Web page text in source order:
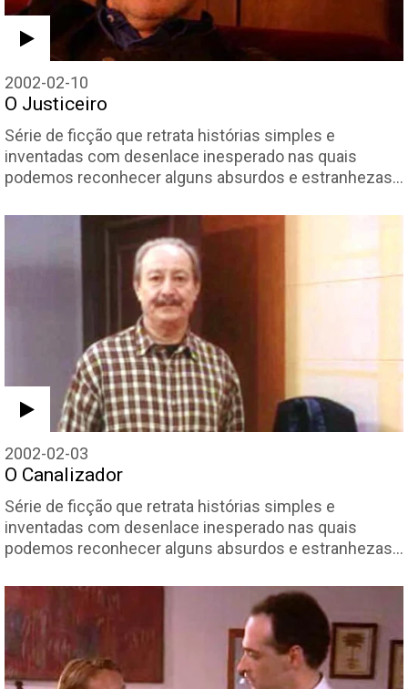
2002-02-10
O Justiceiro
Série de ficção que retrata histórias simples e
inventadas com desenlace inesperado nas quais
podemos reconhecer alguns absurdos e estranhezas…
2002-02-03
O Canalizador
Série de ficção que retrata histórias simples e
inventadas com desenlace inesperado nas quais
podemos reconhecer alguns absurdos e estranhezas…